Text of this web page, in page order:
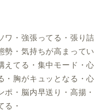
ワ・強張ってる・張り詰
勢・気持ちが高まってい
えてる・集中モード・心
・胸がキュッとなる・心
ポ・脳内早送り・高揚・
る・